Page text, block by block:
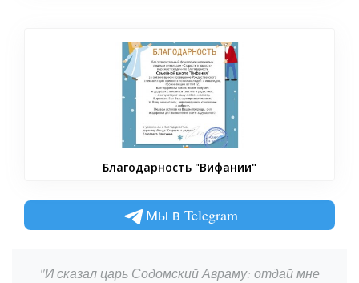
Благодарность "Вифании"
Мы в Telegram
"И сказал царь Содомский Авраму: отдай мне